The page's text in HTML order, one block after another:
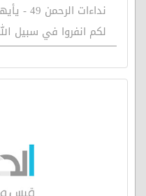
نداءات
لكم انفروا في سبيل